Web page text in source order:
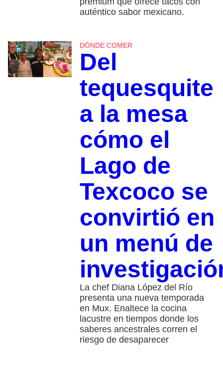
auténtico sabor mexicano.
DÓNDE COMER
Del
tequesquite
a la mesa
cómo el
Lago de
Texcoco se
convirtió en
un menú de
La chef Diana López del Río
presenta una nueva temporada
en Mux. Enaltece la cocina
lacustre en tiempos donde los
saberes ancestrales corren el
riesgo de desaparecer